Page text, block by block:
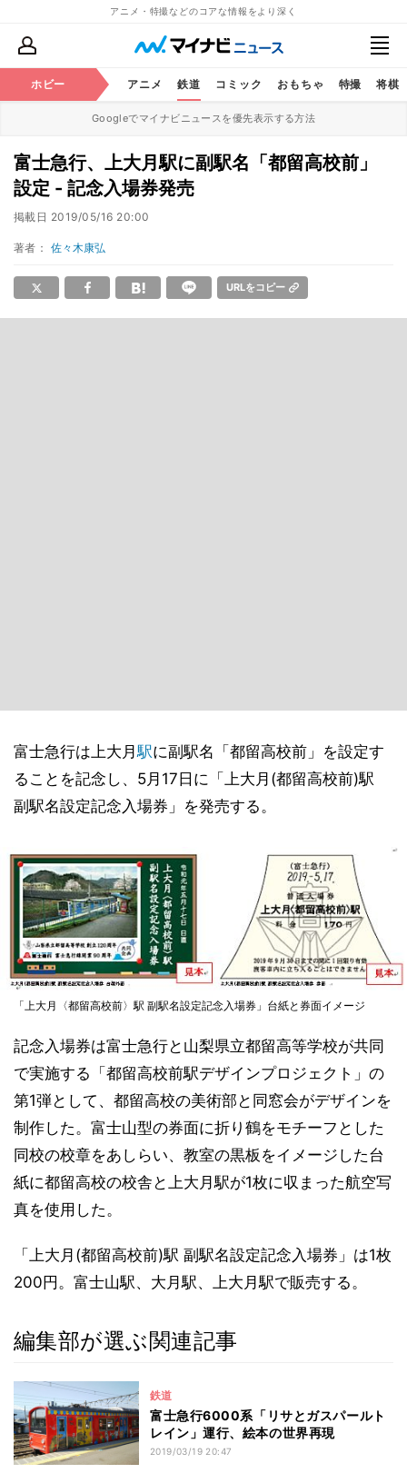
アニメ・特撮などのコアな情報をより深く
ホビー アニメ 鉄道 コミック おもちゃ 特撮 将棋
Googleでマイナビニュースを優先表示する方法
富士急行、上大月駅に副駅名「都留高校前」
設定 - 記念入場券発売
掲載日 2019/05/16 20:00
著者： 佐々木康弘
URLをコピー
富士急行は上大月駅に副駅名「都留高校前」を設定す
ることを記念し、5月17日に「上大月(都留高校前)駅
副駅名設定記念入場券」を発売する。
「上大月〈都留高校前〉駅 副駅名設定記念入場券」台紙と券面イメージ
記念入場券は富士急行と山梨県立都留高等学校が共同
で実施する「都留高校前駅デザインプロジェクト」の
第1弾として、都留高校の美術部と同窓会がデザインを
制作した。富士山型の券面に折り鶴をモチーフとした
同校の校章をあしらい、教室の黒板をイメージした台
紙に都留高校の校舎と上大月駅が1枚に収まった航空写
真を使用した。
「上大月(都留高校前)駅 副駅名設定記念入場券」は1枚
200円。富士山駅、大月駅、上大月駅で販売する。
編集部が選ぶ関連記事
鉄道
富士急行6000系「リサとガスパールト
レイン」運行、絵本の世界再現
2019/03/19 20:47